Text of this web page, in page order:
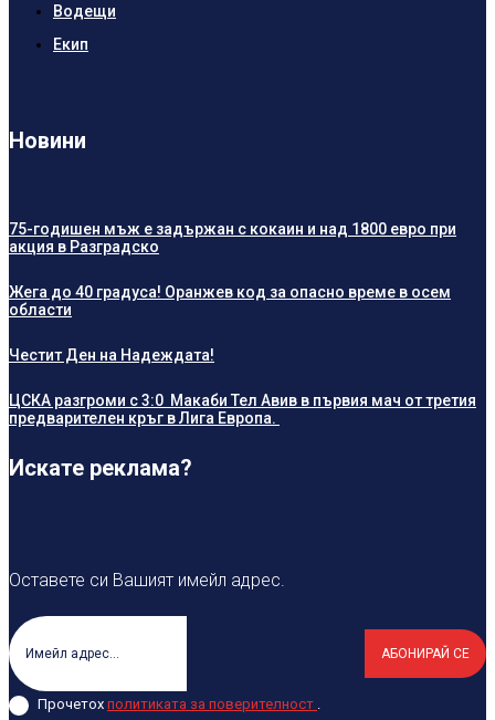
Водещи
Екип
Новини
75-годишен мъж е задържан с кокаин и над 1800 евро при
акция в Разградско
Жега до 40 градуса! Оранжев код за опасно време в осем
области
Честит Ден на Надеждата!
ЦСКА разгроми с 3:0 Макаби Тел Авив в първия мач от третия
предварителен кръг в Лига Европа.
Искате реклама?
Оставете си Вашият имейл адрес.
АБОНИРАЙ СЕ
Прочетох политиката за поверителност .